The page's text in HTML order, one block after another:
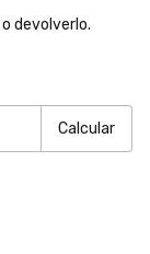
devolverlo.
Calcular